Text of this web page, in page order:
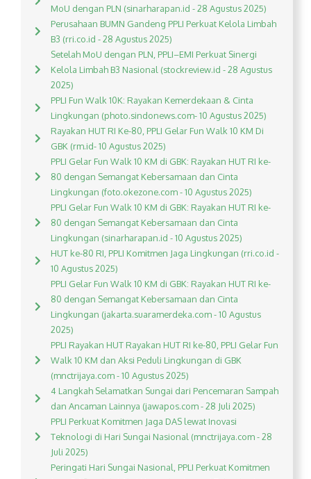
MoU dengan PLN (sinarharapan.id - 28 Agustus 2025)
Perusahaan BUMN Gandeng PPLI Perkuat Kelola Limbah
B3 (rri.co.id - 28 Agustus 2025)
Setelah MoU dengan PLN, PPLI–EMI Perkuat Sinergi
Kelola Limbah B3 Nasional (stockreview.id - 28 Agustus
2025)
PPLI Fun Walk 10K: Rayakan Kemerdekaan & Cinta
Lingkungan (photo.sindonews.com- 10 Agustus 2025)
Rayakan HUT RI Ke-80, PPLI Gelar Fun Walk 10 KM Di
GBK (rm.id- 10 Agustus 2025)
PPLI Gelar Fun Walk 10 KM di GBK: Rayakan HUT RI ke-
80 dengan Semangat Kebersamaan dan Cinta
Lingkungan (foto.okezone.com - 10 Agustus 2025)
PPLI Gelar Fun Walk 10 KM di GBK: Rayakan HUT RI ke-
80 dengan Semangat Kebersamaan dan Cinta
Lingkungan (sinarharapan.id - 10 Agustus 2025)
HUT ke-80 RI, PPLI Komitmen Jaga Lingkungan (rri.co.id -
10 Agustus 2025)
PPLI Gelar Fun Walk 10 KM di GBK: Rayakan HUT RI ke-
80 dengan Semangat Kebersamaan dan Cinta
Lingkungan (jakarta.suaramerdeka.com - 10 Agustus
2025)
PPLI Rayakan HUT Rayakan HUT RI ke-80, PPLI Gelar Fun
Walk 10 KM dan Aksi Peduli Lingkungan di GBK
(mnctrijaya.com - 10 Agustus 2025)
4 Langkah Selamatkan Sungai dari Pencemaran Sampah
dan Ancaman Lainnya (jawapos.com - 28 Juli 2025)
PPLI Perkuat Komitmen Jaga DAS lewat Inovasi
Teknologi di Hari Sungai Nasional (mnctrijaya.com - 28
Juli 2025)
Peringati Hari Sungai Nasional, PPLI Perkuat Komitmen